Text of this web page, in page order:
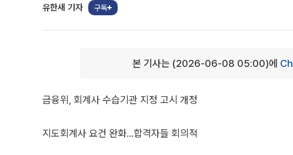
유한새 기자 구독
본 기사는 (2026-06-08 05:00)에
금융위, 회계사 수습기관 지정 고시 개정
지도회계사 요건 완화…합격자들 회의적